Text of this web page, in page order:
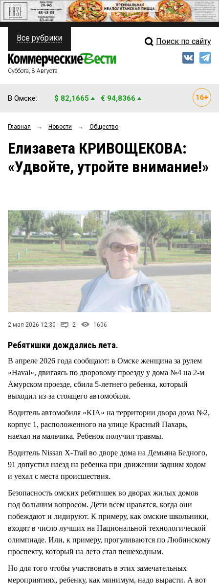
ПОЛИТИКА
ФИНАНСЫ
ОБЩЕСТВО
ЗАКОН
НОВОСТИ КОМПАНИЙ
СТИЛЬ ЖИЗНИ
Свежий выпуск
Рейтинги
Блоги
Все рубрики Поиск по сайту
Суббота, 8 Августа
В Омске: $ 82,1665 € 94,8366
Главная → Новости → Общество
Елизавета КРИВОЩЕКОВА:
«Удвойте, утройте внимание!»
2 мая 2026 12:30 2 1606
Ребятишки дождались лета.
В апреле 2026 года сообщают: в Омске женщина за рулем
«Haval», двигаясь по дворовому проезду у дома №4 на 2-м
Амурском проезде, сбила 5-летнего ребенка, который
выходил из-за стоящего автомобиля.
Водитель автомобиля «KIA» на территории двора дома №2,
корпус 1, расположенного на улице Красный Пахарь,
наехал на мальчика. Ребенок получил травмы.
Водитель Nissan X-Trail во дворе дома на Демьяна Бедного,
91 допустил наезд на ребенка при движении задним ходом
и уехал с места происшествия.
Безопасность омских ребятишек во дворах жилых домов
под большим вопросом. Дети всем нравятся, когда они
побеждают и лидируют. К примеру, как омские школьники,
входят в число лучших на Национальной технологической
олимпиаде. Или, к примеру, прогуливаются по Любинскому
проспекту, который на лето стал пешеходным.
Но для того чтобы участвовать в этих замечательных
мероприятиях, ребенку, как минимум, надо вырасти. А вот